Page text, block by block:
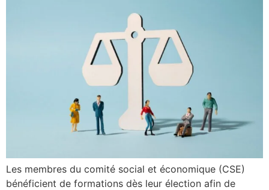
Les membres du comité social et économique (CSE)
bénéficient de formations dès leur élection afin de